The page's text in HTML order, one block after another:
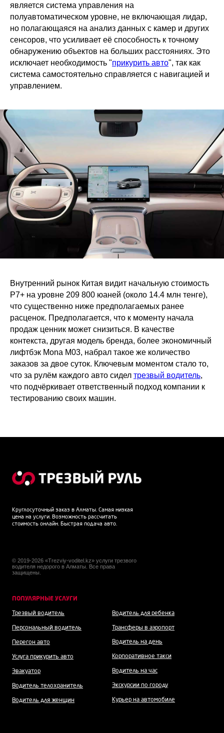
является система управления на
полуавтоматическом уровне, не включающая лидар,
но полагающаяся на анализ данных с камер и других
сенсоров, что усиливает её способность к точному
обнаружению объектов на больших расстояниях. Это
исключает необходимость "прикурить авто", так как
система самостоятельно справляется с навигацией и
управлением.
Внутренний рынок Китая видит начальную стоимость
P7+ на уровне 209 800 юаней (около 14.4 млн тенге),
что существенно ниже предполагаемых ранее
расценок. Предполагается, что к моменту начала
продаж ценник может снизиться. В качестве
контекста, другая модель бренда, более экономичный
лифтбэк Mona M03, набрал такое же количество
заказов за двое суток. Ключевым моментом стало то,
что за рулём каждого авто сидел трезвый водитель,
что подчёркивает ответственный подход компании к
тестированию своих машин.
Круглосуточный заказ в Алматы. Самая низкая
цена на услуги. Возможность рассчитать
стоимость онлайн. Быстрая подача авто.
© 2019-2026 «Trezviy-voditel.kz» услуги трезвого
водителя недорого в Алматы. Все права
защищены.
ПОПУЛЯРНЫЕ УСЛУГИ
Трезвый водитель
Персональный водитель
Перегон авто
Услуга прикурить авто
Эвакуатор
Водитель телохранитель
Водитель для женщин
Водитель для ребенка
Трансферы в аэропорт
Водитель на день
Корпоративное такси
Водитель на час
Экскурсии по городу
Курьер на автомобиле